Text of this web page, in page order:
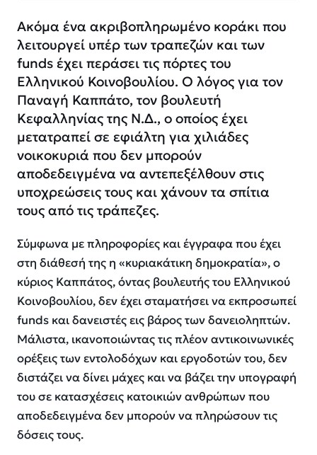
Ακόμα ένα ακριβοπληρωμένο κοράκι που
λειτουργεί υπέρ των τραπεζών και των
funds έχει περάσει τις πόρτες του
Ελληνικού Κοινοβουλίου. Ο λόγος για τον
Παναγή Καππάτο, τον βουλευτή
Κεφαλληνίας της Ν.Δ., ο οποίος έχει
μετατραπεί σε εφιάλτη για χιλιάδες
νοικοκυριά που δεν μπορούν
αποδεδειγμένα να αντεπεξέλθουν στις
υποχρεώσεις τους και χάνουν τα σπίτια
τους από τις τράπεζες.
Σύμφωνα με πληροφορίες και έγγραφα που έχει
στη διάθεσή της η «κυριακάτικη δημοκρατία», ο
κύριος Καππάτος, όντας βουλευτής του Ελληνικού
Κοινοβουλίου, δεν έχει σταματήσει να εκπροσωπεί
funds και δανειστές εις βάρος των δανειοληπτών.
Μάλιστα, ικανοποιώντας τις πλέον αντικοινωνικές
ορέξεις των εντολοδόχων και εργοδοτών του, δεν
διστάζει να δίνει μάχες και να βάζει την υπογραφή
του σε κατασχέσεις κατοικιών ανθρώπων που
αποδεδειγμένα δεν μπορούν να πληρώσουν τις
δόσεις τους.